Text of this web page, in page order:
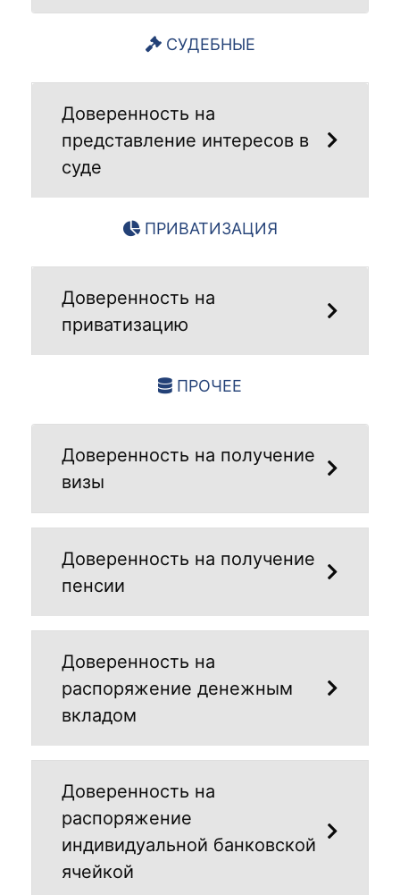
СУДЕБНЫЕ
Доверенность на
представление интересов в
суде
ПРИВАТИЗАЦИЯ
Доверенность на
приватизацию
ПРОЧЕЕ
Доверенность на получение
визы
Доверенность на получение
пенсии
Доверенность на
распоряжение денежным
вкладом
Доверенность на
распоряжение
индивидуальной банковской
ячейкой